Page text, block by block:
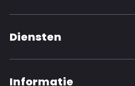
Diensten
Informatie